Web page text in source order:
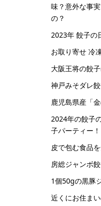
味？意外な事
の？
2023年 餃子の
お取り寄せ 冷
大阪王将の餃
神戸みそダレ
鹿児島県産「
2024年の餃子
子パーティー！
皮で包む食品
房総ジャンボ
1個50gの黒豚
近くにお住ま